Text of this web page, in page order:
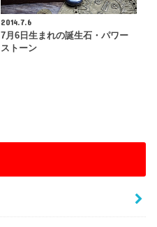
2014.7.6
7月6日生まれの誕生石・パワー
ストーン